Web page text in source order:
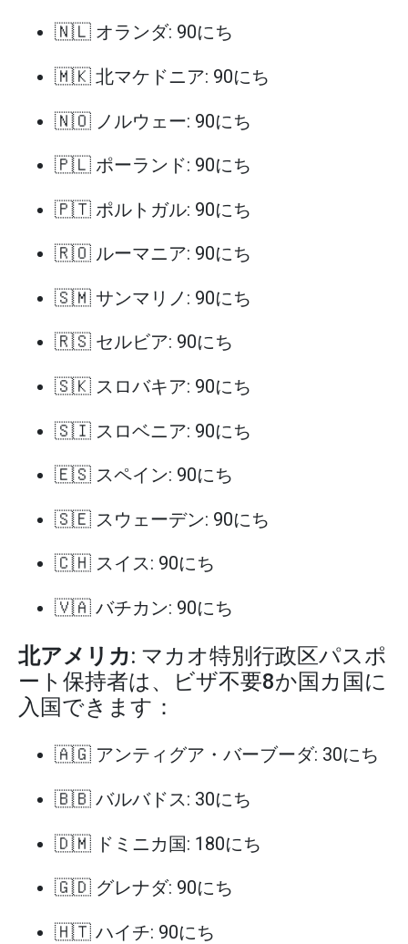
🇳🇱 オランダ: 90にち
🇲🇰 北マケドニア: 90にち
🇳🇴 ノルウェー: 90にち
🇵🇱 ポーランド: 90にち
🇵🇹 ポルトガル: 90にち
🇷🇴 ルーマニア: 90にち
🇸🇲 サンマリノ: 90にち
🇷🇸 セルビア: 90にち
🇸🇰 スロバキア: 90にち
🇸🇮 スロベニア: 90にち
🇪🇸 スペイン: 90にち
🇸🇪 スウェーデン: 90にち
🇨🇭 スイス: 90にち
🇻🇦 バチカン: 90にち
北アメリカ: マカオ特別行政区パスポ
ート保持者は、ビザ不要8か国カ国に
入国できます：
🇦🇬 アンティグア・バーブーダ: 30にち
🇧🇧 バルバドス: 30にち
🇩🇲 ドミニカ国: 180にち
🇬🇩 グレナダ: 90にち
🇭🇹 ハイチ: 90にち